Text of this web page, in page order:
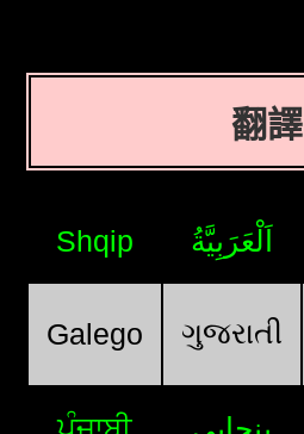
翻譯
Shqip اَلْعَرَبِيَّةُ
Galego ગુજરાતી